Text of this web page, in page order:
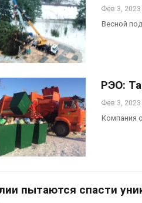
Фев 3, 2023
Весной
РЭО:
Фев 3, 2023
Компания
пытаются спасти